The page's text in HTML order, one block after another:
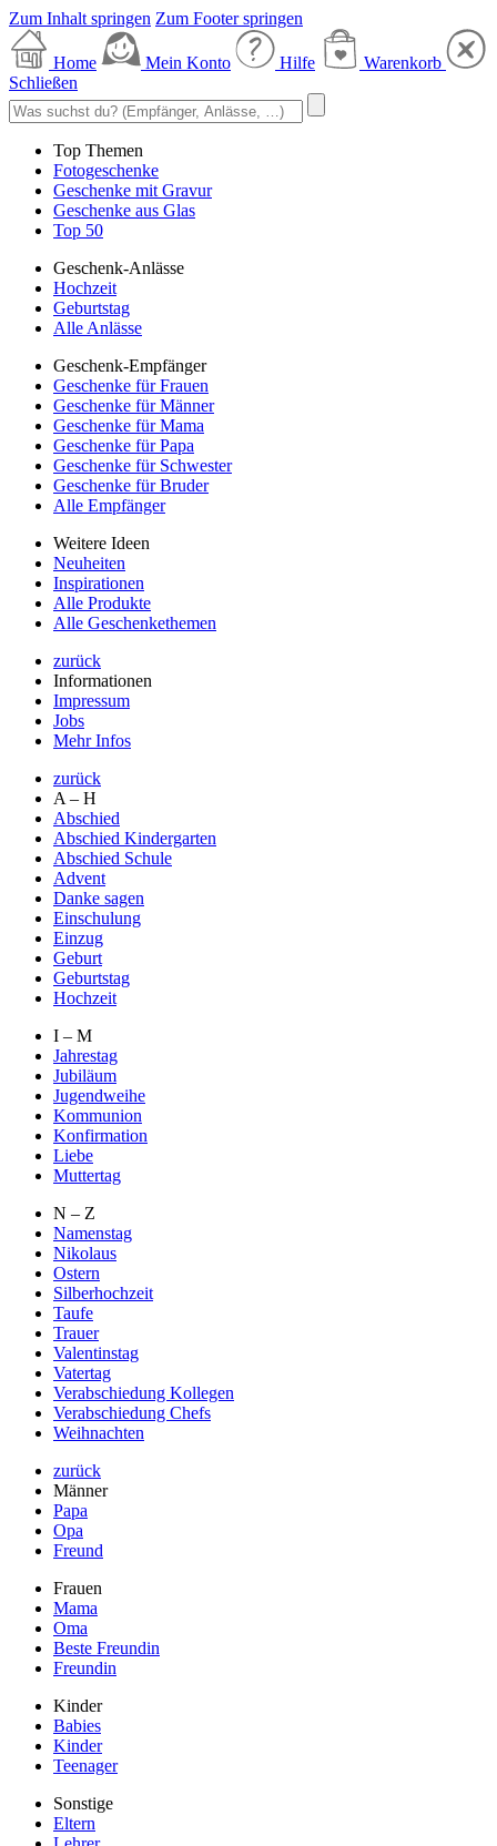
Zum Inhalt springen Zum Footer springen
Home Mein Konto Hilfe
Warenkorb
Schließen
Top Themen
Fotogeschenke
Geschenke mit Gravur
Geschenke aus Glas
Top 50
Geschenk-Anlässe
Hochzeit
Geburtstag
Alle Anlässe
Geschenk-Empfänger
Geschenke für Frauen
Geschenke für Männer
Geschenke für Mama
Geschenke für Papa
Geschenke für Schwester
Geschenke für Bruder
Alle Empfänger
Weitere Ideen
Neuheiten
Inspirationen
Alle Produkte
Alle Geschenkethemen
zurück
Informationen
Impressum
Jobs
Mehr Infos
zurück
A – H
Abschied
Abschied Kindergarten
Abschied Schule
Advent
Danke sagen
Einschulung
Einzug
Geburt
Geburtstag
Hochzeit
I – M
Jahrestag
Jubiläum
Jugendweihe
Kommunion
Konfirmation
Liebe
Muttertag
N – Z
Namenstag
Nikolaus
Ostern
Silberhochzeit
Taufe
Trauer
Valentinstag
Vatertag
Verabschiedung Kollegen
Verabschiedung Chefs
Weihnachten
zurück
Männer
Papa
Opa
Freund
Frauen
Mama
Oma
Beste Freundin
Freundin
Kinder
Babies
Kinder
Teenager
Sonstige
Eltern